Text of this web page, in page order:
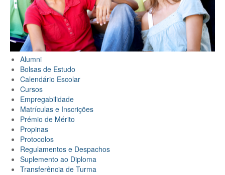
Alumni
Bolsas de Estudo
Calendário Escolar
Cursos
Empregabilidade
Matrículas e Inscrições
Prémio de Mérito
Propinas
Protocolos
Regulamentos e Despachos
Suplemento ao Diploma
Transferência de Turma